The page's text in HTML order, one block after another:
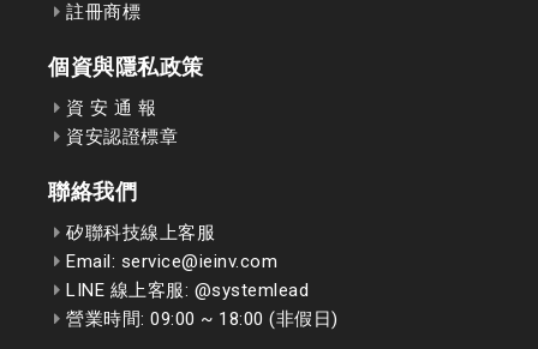
註冊商標
個資與隱私政策
資 安 通 報
資安認證標章
聯絡我們
矽聯科技線上客服
Email: service@ieinv.com
LINE 線上客服: @systemlead
營業時間: 09:00 ~ 18:00 (非假日)